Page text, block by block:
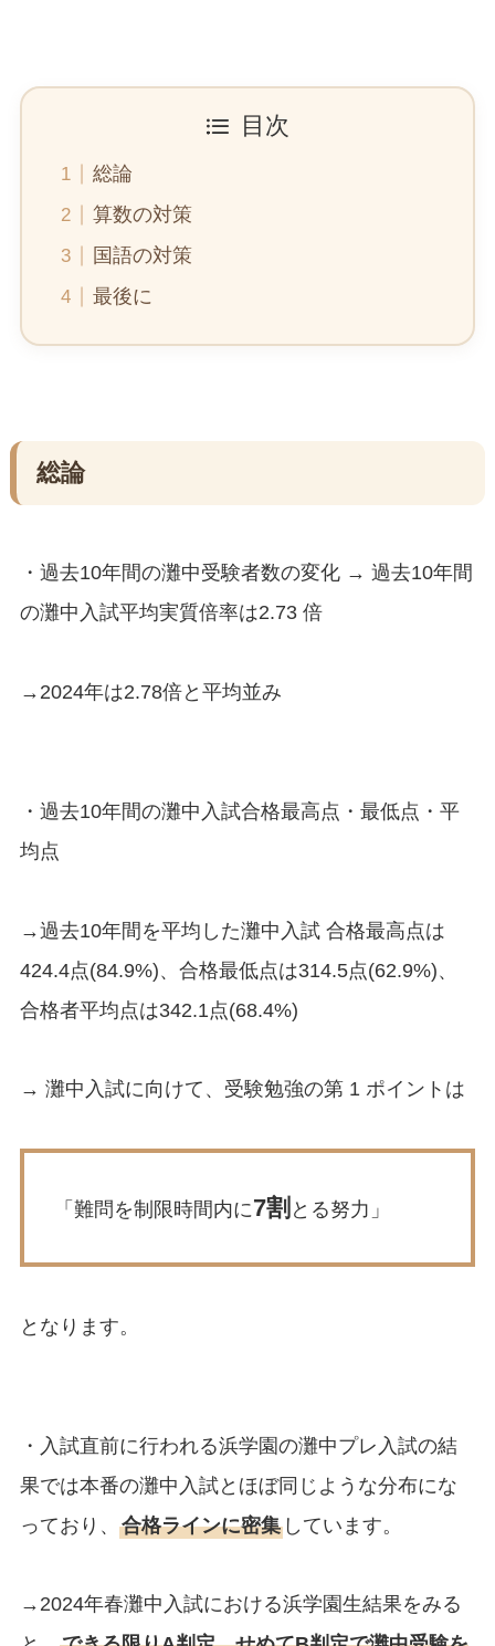
目次
総論
算数の対策
国語の対策
最後に
総論
・過去10年間の灘中受験者数の変化 → 過去10年間
の灘中入試平均実質倍率は2.73 倍
→2024年は2.78倍と平均並み
・過去10年間の灘中入試合格最高点・最低点・平
均点
→過去10年間を平均した灘中入試 合格最高点は
424.4点(84.9%)、合格最低点は314.5点(62.9%)、
合格者平均点は342.1点(68.4%)
→ 灘中入試に向けて、受験勉強の第 1 ポイントは
「難問を制限時間内に7割 とる努力」
となります。
・入試直前に行われる浜学園の灘中プレ入試の結
果では本番の灘中入試とほぼ同じような分布にな
っており、 合格ラインに密集しています。
→2024年春灘中入試における浜学園生結果をみる